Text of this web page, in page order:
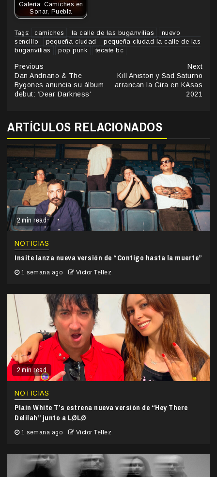
Galeria: Camiches en
Sonar, Puebla
Tags: camiches la calle de las buganvilias
nuevo
sencillo
pequeña ciudad
pequeña ciudad la calle de las
buganvilias
pop punk tecate bc
Continue
Reading
Previous
Dan Andriano & The
Bygones anuncia su álbum
debut: ‘Dear Darkness’
Next
Kill Aniston y Sad Saturno
arrancan la Gira en KAsas
2021
ARTÍCULOS RELACIONADOS
2 min read
NOTICIAS
Insite lanza nueva versión de “Contigo hasta la muerte”
1 semana ago Victor Tellez
2 min read
NOTICIAS
Plain White T’s estrena nueva versión de “Hey There
Delilah” junto a LØLØ
1 semana ago Victor Tellez